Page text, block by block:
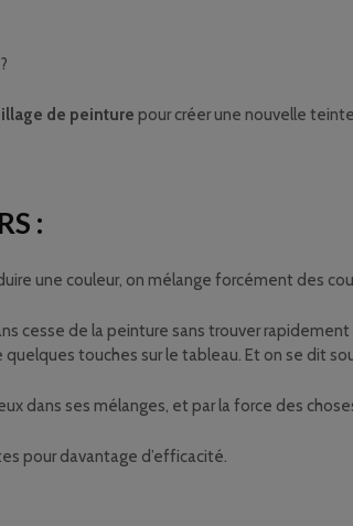
de peinture pour créer une nouvelle
:
une couleur, on mélange forcément des
cesse de la peinture sans trouver
touches sur le tableau. Et on se dit
dans ses mélanges, et par la force des
pour davantage d’efficacité.